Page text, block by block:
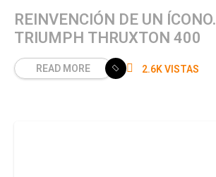
REINVENCIÓN DE UN ÍCONO.
TRIUMPH THRUXTON 400
READ MORE 2.6K VISTAS